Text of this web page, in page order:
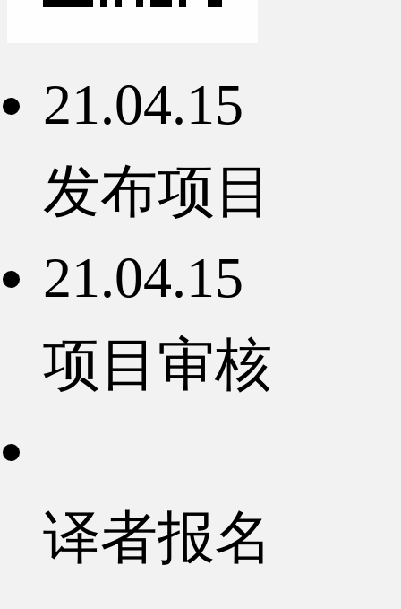
21.04.15
发布项目
21.04.15
项目审核
译者报名